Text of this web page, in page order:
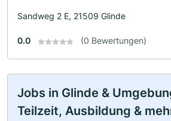
Sandweg 2 E, 21509 Glinde
0.0 (0 Bewertungen)
Jobs in Glinde &
Teilzeit, Ausbildung &